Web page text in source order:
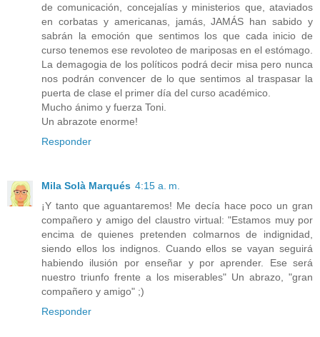
de comunicación, concejalías y ministerios que, ataviados
en corbatas y americanas, jamás, JAMÁS han sabido y
sabrán la emoción que sentimos los que cada inicio de
curso tenemos ese revoloteo de mariposas en el estómago.
La demagogia de los políticos podrá decir misa pero nunca
nos podrán convencer de lo que sentimos al traspasar la
puerta de clase el primer día del curso académico.
Mucho ánimo y fuerza Toni.
Un abrazote enorme!
Responder
Mila Solà Marqués 4:15 a. m.
¡Y tanto que aguantaremos! Me decía hace poco un gran
compañero y amigo del claustro virtual: "Estamos muy por
encima de quienes pretenden colmarnos de indignidad,
siendo ellos los indignos. Cuando ellos se vayan seguirá
habiendo ilusión por enseñar y por aprender. Ese será
nuestro triunfo frente a los miserables" Un abrazo, "gran
compañero y amigo" ;)
Responder